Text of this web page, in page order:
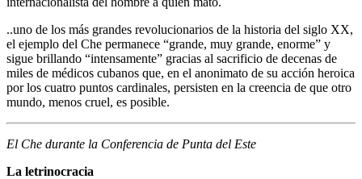
..uno de los más grandes revolucionarios de la historia del siglo XX,
el ejemplo del Che permanece “grande, muy grande, enorme” y
sigue brillando “intensamente” gracias al sacrificio de decenas de
miles de médicos cubanos que, en el anonimato de su acción heroica
por los cuatro puntos cardinales, persisten en la creencia de que otro
mundo, menos cruel, es posible.
El Che durante la Conferencia de Punta del Este
La letrinocracia